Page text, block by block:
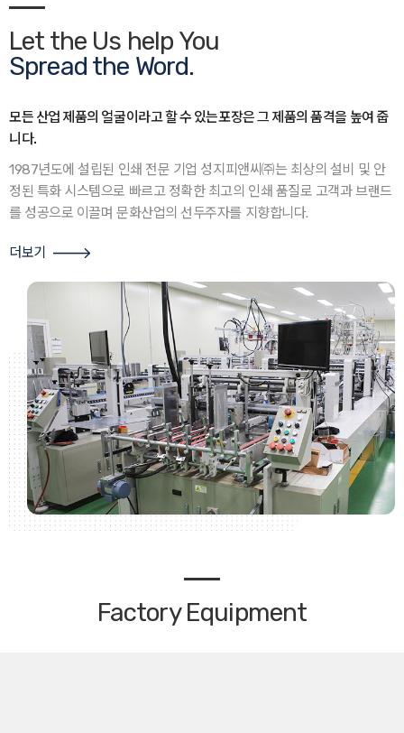
Let the Us help You
Spread the Word.
모든 산업 제품의 얼굴이라고 할 수 있는포장은 그 제품의 품격을 높여 줍
니다.
1987년도에 설립된 인쇄 전문 기업 성지피앤씨㈜는 최상의 설비 및 안
정된 특화 시스템으로 빠르고 정확한 최고의 인쇄 품질로 고객과 브랜드
를 성공으로 이끌며 문화산업의 선두주자를 지향합니다.
더보기
Factory Equipment